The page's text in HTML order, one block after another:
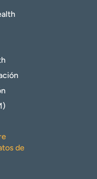
de